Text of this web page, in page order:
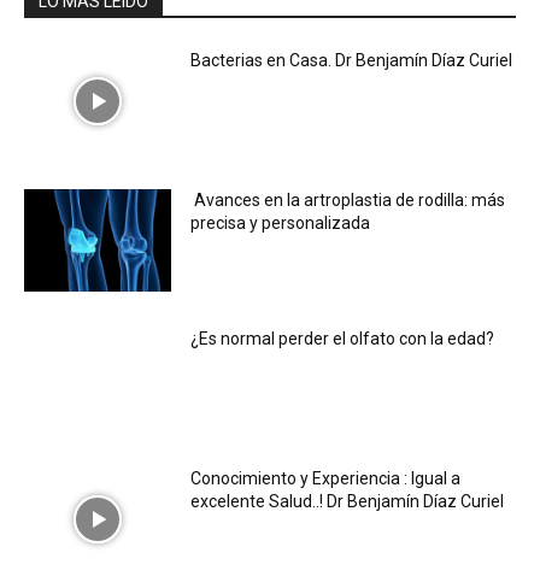
Bacterias en Casa. Dr Benjamín Díaz Curiel
Avances en la artroplastia de rodilla: más
precisa y personalizada
¿Es normal perder el olfato con la edad?
Conocimiento y Experiencia : Igual a
excelente Salud..! Dr Benjamín Díaz Curiel